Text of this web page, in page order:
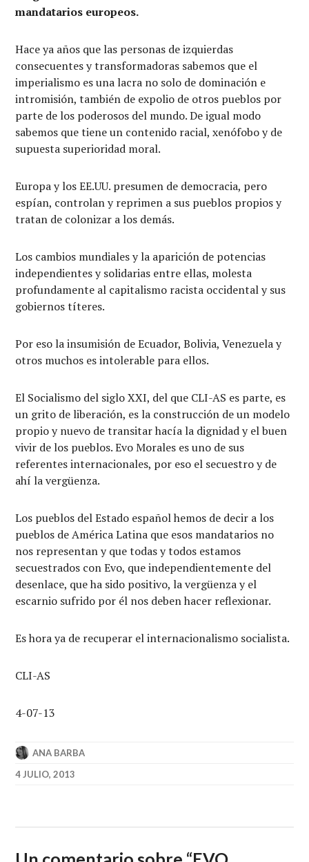
mandatarios europeos.
Hace ya años que las personas de izquierdas
consecuentes y transformadoras sabemos que el
imperialismo es una lacra no solo de dominación e
intromisión, también de expolio de otros pueblos por
parte de los poderosos del mundo. De igual modo
sabemos que tiene un contenido racial, xenófobo y de
supuesta superioridad moral.
Europa y los EE.UU. presumen de democracia, pero
espían, controlan y reprimen a sus pueblos propios y
tratan de colonizar a los demás.
Los cambios mundiales y la aparición de potencias
independientes y solidarias entre ellas, molesta
profundamente al capitalismo racista occidental y sus
gobiernos títeres.
Por eso la insumisión de Ecuador, Bolivia, Venezuela y
otros muchos es intolerable para ellos.
El Socialismo del siglo XXI, del que CLI-AS es parte, es
un grito de liberación, es la construcción de un modelo
propio y nuevo de transitar hacía la dignidad y el buen
vivir de los pueblos. Evo Morales es uno de sus
referentes internacionales, por eso el secuestro y de
ahí la vergüenza.
Los pueblos del Estado español hemos de decir a los
pueblos de América Latina que esos mandatarios no
nos representan y que todas y todos estamos
secuestrados con Evo, que independientemente del
desenlace, que ha sido positivo, la vergüenza y el
escarnio sufrido por él nos deben hacer reflexionar.
Es hora ya de recuperar el internacionalismo socialista.
CLI-AS
4-07-13
ANA BARBA
4 JULIO, 2013